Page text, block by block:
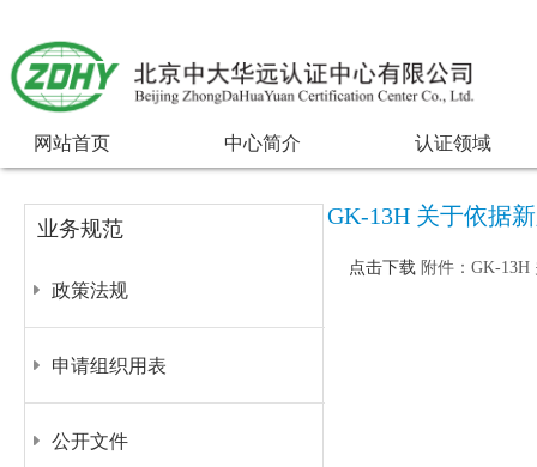
网站首页 中心简介 认证领域
GK-13H 关于依据
点击下载 附件：GK-
业务规范
政策法规
申请组织用表
公开文件